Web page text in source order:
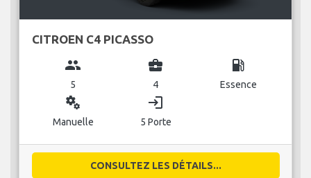
CITROEN C4 PICASSO
group
5
business_center
4
local_gas_station
Essence
miscellaneous_services
Manuelle
login
5 Porte
CONSULTEZ LES DÉTAILS...